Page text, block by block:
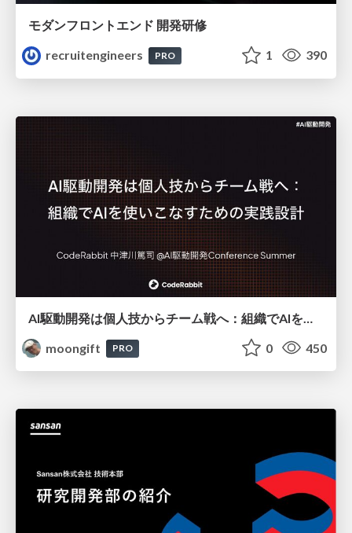
モダンフロントエンド 開発研修
recruitengineers
PRO 1 390
moongift
PRO 0 450